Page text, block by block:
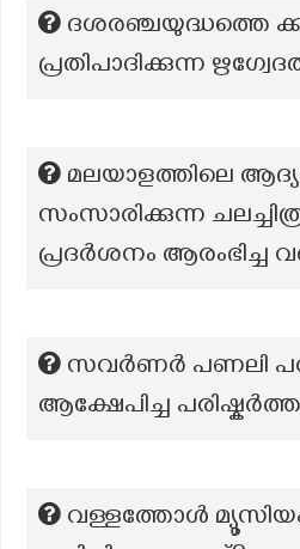
ദശരഞ്ചയുദ്ധത്തെ
പ്രതിപാദിക്കുന്ന
മലയാളത്തിലെ
സംസാരിക്കുന്ന
പ്രദർശനം ആരംഭിച്ച
സവർണർ പണലി
ആക്ഷേപിച്ച
വള്ളത്തോള്‍